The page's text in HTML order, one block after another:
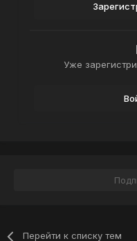
Уже
Перейти к списку тем